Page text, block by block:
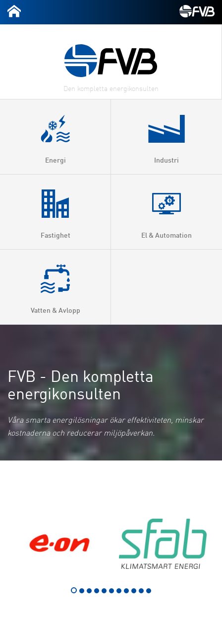
Energi
Värmeproduktion
Fjärrvärme
Industri
Fastighet El & Automation
Vatten & Avlopp
FVB - Den kompletta
energikonsulten
Våra smarta energilösningar ökar effektiviteten, minskar
kostnaderna och reducerar miljöpåverkan.